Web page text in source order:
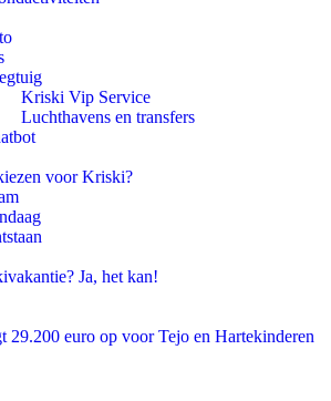
Kriski Vip Service
Luchthavens en transfers
voor Kriski?
Ja, het kan!
29.200 euro op voor Tejo en Hartekinderen